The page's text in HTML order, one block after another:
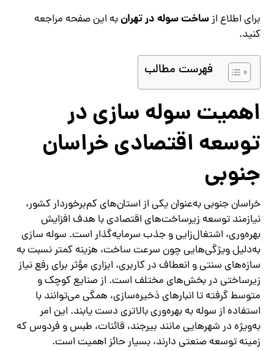
برای اطلاع ازساخت سوله در تهرانبه این صفحه مراجعه
کنید.
فهرست مطالب
اهمیت سوله سازی در
توسعه اقتصادی خراسان
جنوبی
خراسان جنوبی به‌عنوان یکی از استان‌های کم‌برخوردار کشور،
نیازمند توسعه زیرساخت‌های اقتصادی با هدف افزایش
بهره‌وری، اشتغال‌زایی و جذب سرمایه‌گذار است. سوله سازی
به‌دلیل ویژگی‌هایی چون سرعت ساخت، هزینه کمتر نسبت به
سازه‌های سنتی و انعطاف در کاربری، ابزاری مؤثر برای رفع نیاز
زیرساختی در بخش‌های مختلف است. از صنایع کوچک و
متوسط گرفته تا انبارهای ذخیره‌سازی، همگی می‌توانند با
استفاده از سوله به بهره‌وری بالاتری دست یابند. این امر
به‌ویژه در شهرهایی مانند بیرجند، قائنات، طبس و فردوس که
زمینه‌ توسعه صنعتی دارند، بسیار حائز اهمیت است.